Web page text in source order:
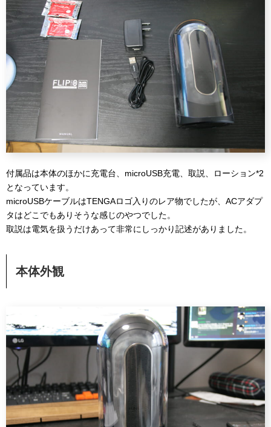
付属品は本体のほかに充電台、microUSB充電、取説、ローション*2
となっています。
microUSBケーブルはTENGAロゴ入りのレア物でしたが、ACアダプ
タはどこでもありそうな感じのやつでした。
取説は電気を扱うだけあって非常にしっかり記述がありました。
本体外観